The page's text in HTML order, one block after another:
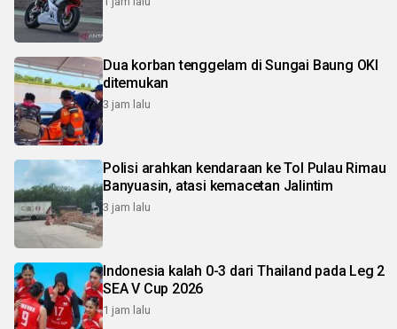
Dua korban tenggelam di Sungai Baung OKI
ditemukan
3 jam lalu
Polisi arahkan kendaraan ke Tol Pulau Rimau
Banyuasin, atasi kemacetan Jalintim
3 jam lalu
Indonesia kalah 0-3 dari Thailand pada Leg 2
SEA V Cup 2026
1 jam lalu